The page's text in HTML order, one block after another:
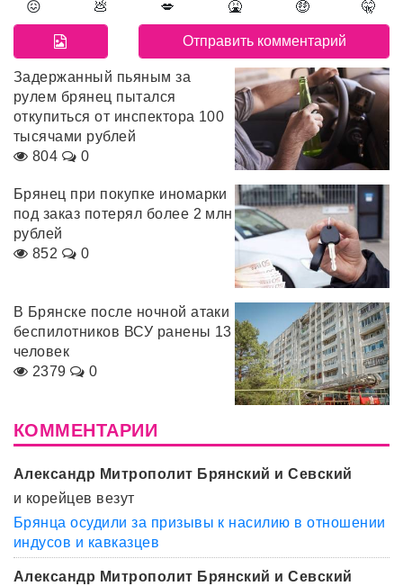
😖 💩 💋 🤮 🤑 🤫
Задержанный пьяным за
рулем брянец пытался
откупиться от инспектора 100
тысячами рублей
804
0
Брянец при покупке иномарки
под заказ потерял более 2 млн
рублей
852
0
В Брянске после ночной атаки
беспилотников ВСУ ранены 13
человек
2379
0
КОММЕНТАРИИ
Александр Митрополит Брянский и Севский
и корейцев везут
Брянца осудили за призывы к насилию в отношении
индусов и кавказцев
Александр Митрополит Брянский и Севский